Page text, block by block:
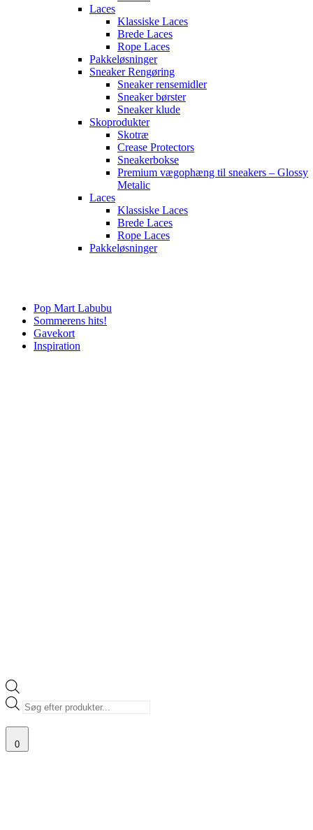
Laces
Klassiske Laces
Brede Laces
Rope Laces
Pakkeløsninger
Sneaker Rengøring
Sneaker rensemidler
Sneaker børster
Sneaker klude
Skoprodukter
Skotræ
Crease Protectors
Sneakerbokse
Premium vægophæng til sneakers – Glossy
Metalic
Laces
Klassiske Laces
Brede Laces
Rope Laces
Pakkeløsninger
Pop Mart Labubu
Sommerens hits!
Gavekort
Inspiration
Products
search
0